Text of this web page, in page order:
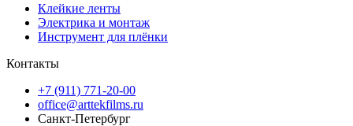
Клейкие ленты
Электрика и монтаж
Инструмент для плёнки
Контакты
+7 (911) 771-20-00
office@arttekfilms.ru
Санкт-Петербург